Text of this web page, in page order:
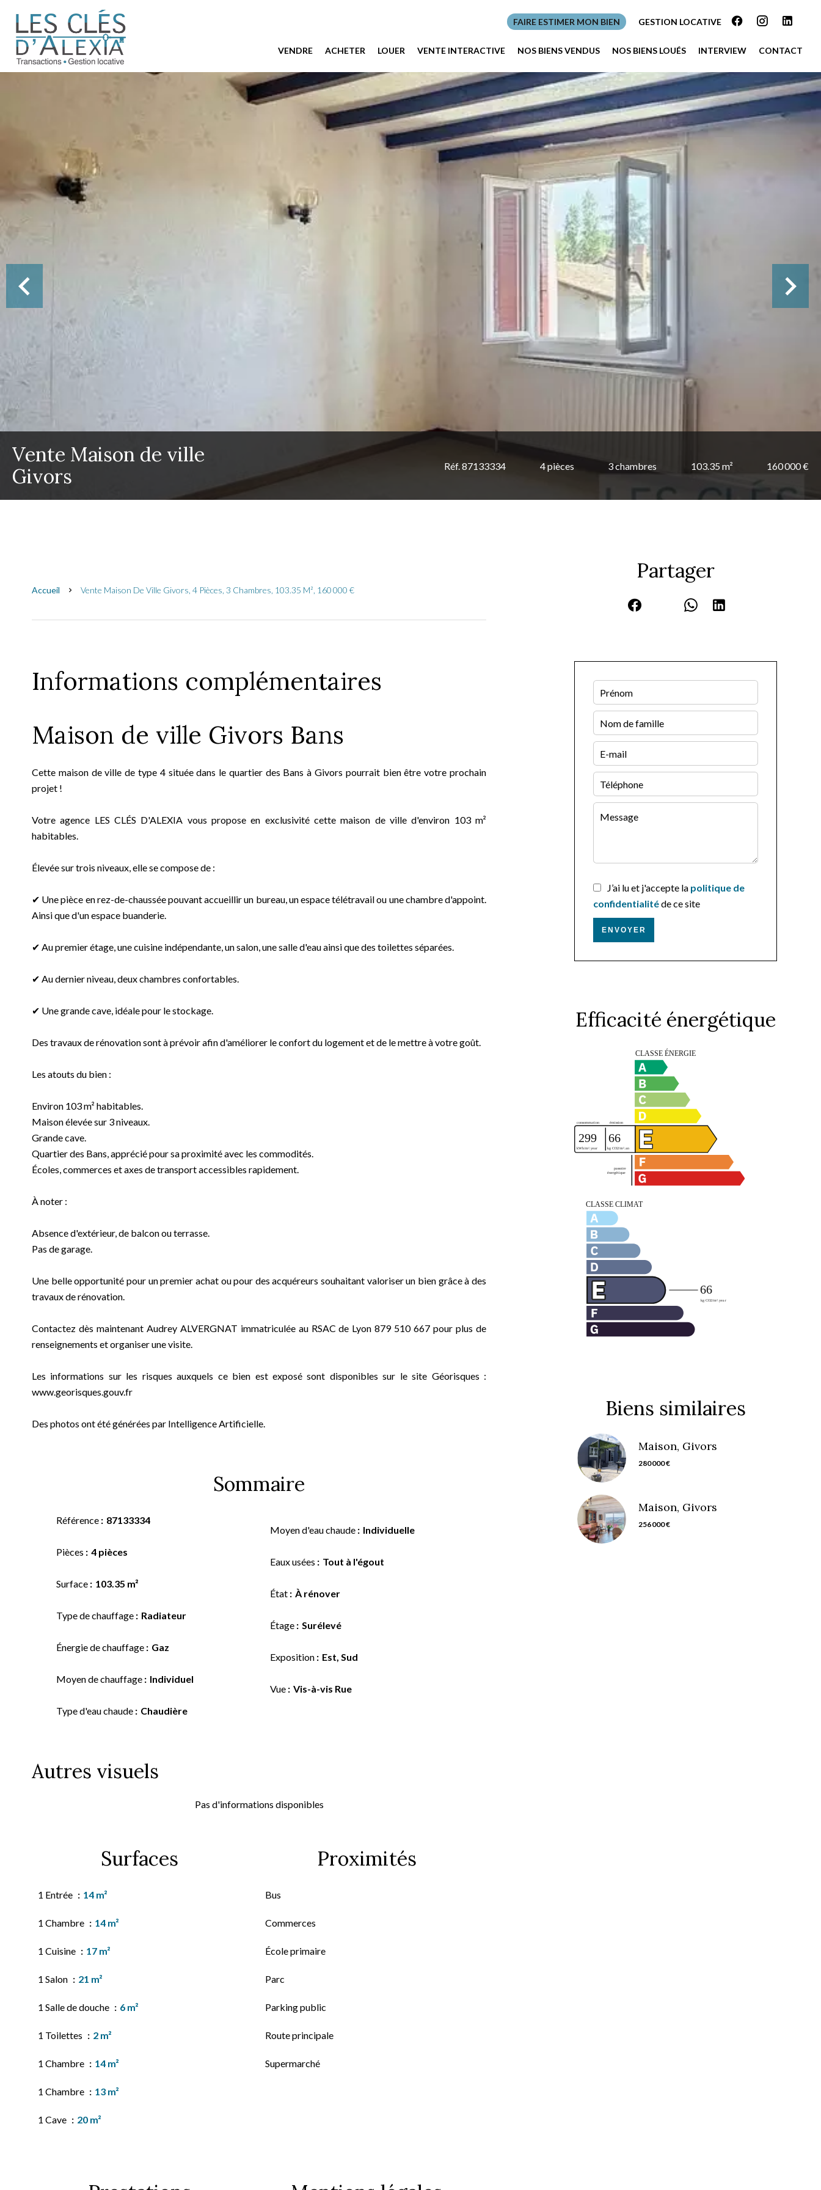
FAIRE ESTIMER MON BIEN GESTION LOCATIVE
VENDRE ACHETER LOUER VENTE INTERACTIVE NOS BIENS VENDUS NOS BIENS LOUÉS INTERVIEW CONTACT
Vente Maison de ville
Givors
Réf. 87133334 4 pièces 3 chambres 103.35 m² 160 000 €
Accueil Vente Maison De Ville Givors, 4 Pièces, 3 Chambres, 103.35 M², 160 000 €
Informations complémentaires
Maison de ville Givors Bans
Cette maison de ville de type 4 située dans le quartier des Bans à Givors pourrait bien être votre prochain
projet !
Votre agence LES CLÉS D'ALEXIA vous propose en exclusivité cette maison de ville d'environ 103 m²
habitables.
Élevée sur trois niveaux, elle se compose de :
✔ Une pièce en rez-de-chaussée pouvant accueillir un bureau, un espace télétravail ou une chambre d'appoint.
Ainsi que d'un espace buanderie.
✔ Au premier étage, une cuisine indépendante, un salon, une salle d'eau ainsi que des toilettes séparées.
✔ Au dernier niveau, deux chambres confortables.
✔ Une grande cave, idéale pour le stockage.
Des travaux de rénovation sont à prévoir afin d'améliorer le confort du logement et de le mettre à votre goût.
Les atouts du bien :
Environ 103 m² habitables.
Maison élevée sur 3 niveaux.
Grande cave.
Quartier des Bans, apprécié pour sa proximité avec les commodités.
Écoles, commerces et axes de transport accessibles rapidement.
À noter :
Absence d'extérieur, de balcon ou terrasse.
Pas de garage.
Une belle opportunité pour un premier achat ou pour des acquéreurs souhaitant valoriser un bien grâce à des
travaux de rénovation.
Contactez dès maintenant Audrey ALVERGNAT immatriculée au RSAC de Lyon 879 510 667 pour plus de
renseignements et organiser une visite.
Les informations sur les risques auxquels ce bien est exposé sont disponibles sur le site Géorisques :
www.georisques.gouv.fr
Des photos ont été générées par Intelligence Artificielle.
Sommaire
Référence 87133334
Pièces 4 pièces
Surface 103.35 m²
Type de chauffage Radiateur
Énergie de chauffage Gaz
Moyen de chauffage Individuel
Type d'eau chaude Chaudière
Moyen d'eau chaude Individuelle
Eaux usées Tout à l'égout
État À rénover
Étage Surélevé
Exposition Est, Sud
Vue Vis-à-vis Rue
Autres visuels
Pas d'informations disponibles
Surfaces
1 Entrée 14 m²
1 Chambre 14 m²
1 Cuisine 17 m²
1 Salon 21 m²
1 Salle de douche 6 m²
1 Toilettes 2 m²
1 Chambre 14 m²
1 Chambre 13 m²
1 Cave 20 m²
Proximités
Bus
Commerces
École primaire
Parc
Parking public
Route principale
Supermarché
Partager
J’ai lu et j'accepte la politique de
confidentialitéde ce site
ENVOYER
Efficacité énergétique
Biens similaires
Maison, Givors
280 000 €
Maison, Givors
256 000 €